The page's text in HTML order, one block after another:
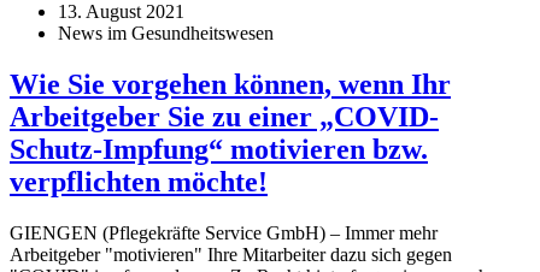
13. August 2021
News im Gesundheitswesen
Wie Sie vorgehen können, wenn Ihr
Arbeitgeber Sie zu einer „COVID-
Schutz-Impfung“ motivieren bzw.
verpflichten möchte!
GIENGEN (Pflegekräfte Service GmbH) – Immer mehr
Arbeitgeber "motivieren" Ihre Mitarbeiter dazu sich gegen